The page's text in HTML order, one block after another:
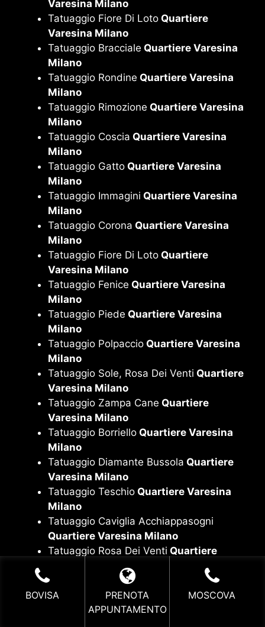
Varesina Milano
Tatuaggio Fiore Di Loto Quartiere
Varesina Milano
Tatuaggio Bracciale Quartiere Varesina
Milano
Tatuaggio Rondine Quartiere Varesina
Milano
Tatuaggio Rimozione Quartiere Varesina
Milano
Tatuaggio Coscia Quartiere Varesina
Milano
Tatuaggio Gatto Quartiere Varesina
Milano
Tatuaggio Immagini Quartiere Varesina
Milano
Tatuaggio Corona Quartiere Varesina
Milano
Tatuaggio Fiore Di Loto Quartiere
Varesina Milano
Tatuaggio Fenice Quartiere Varesina
Milano
Tatuaggio Piede Quartiere Varesina
Milano
Tatuaggio Polpaccio Quartiere Varesina
Milano
Tatuaggio Sole, Rosa Dei Venti Quartiere
Varesina Milano
Tatuaggio Zampa Cane Quartiere
Varesina Milano
Tatuaggio Borriello Quartiere Varesina
Milano
Tatuaggio Diamante Bussola Quartiere
Varesina Milano
Tatuaggio Teschio Quartiere Varesina
Milano
Tatuaggio Caviglia Acchiappasogni
Quartiere Varesina Milano
Tatuaggio Rosa Dei Venti Quartiere
Varesina Milano
Tatuaggio Albero Della Vita
Quartiere
Varesina Milano
BOVISA
PRENOTA
APPUNTAMENTO
MOSCOVA